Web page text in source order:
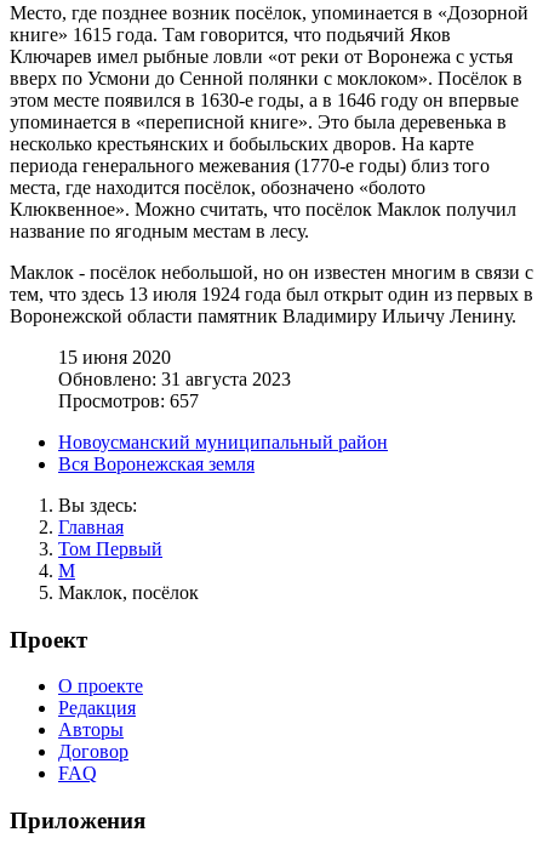
Место, где позднее возник посёлок, упоминается в «Дозорной
книге» 1615 года. Там говорится, что подьячий Яков
Ключарев имел рыбные ловли «от реки от Воронежа с устья
вверх по Усмони до Сенной полянки с моклоком». Посёлок в
этом месте появился в 1630-е годы, а в 1646 году он впервые
упоминается в «переписной книге». Это была деревенька в
несколько крестьянских и бобыльских дворов. На карте
периода генерального межевания (1770-е годы) близ того
места, где находится посёлок, обозначено «болото
Клюквенное». Можно считать, что посёлок Маклок получил
название по ягодным местам в лесу.
Маклок - посёлок небольшой, но он известен многим в связи с
тем, что здесь 13 июля 1924 года был открыт один из первых в
Воронежской области памятник Владимиру Ильичу Ленину.
15 июня 2020
Обновлено: 31 августа 2023
Просмотров: 657
Новоусманский муниципальный район
Вся Воронежская земля
Вы здесь:
Главная
Том Первый
М
Маклок, посёлок
Проект
О проекте
Редакция
Авторы
Договор
FAQ
Приложения